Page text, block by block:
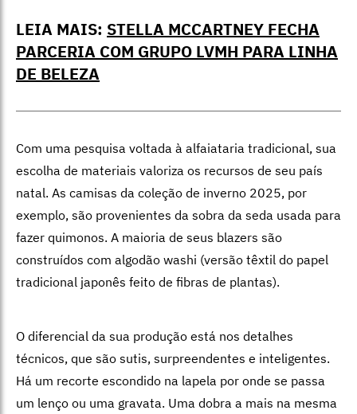
LEIA MAIS: STELLA MCCARTNEY FECHA
PARCERIA COM GRUPO LVMH PARA LINHA
DE BELEZA
Com uma pesquisa voltada à alfaiataria tradicional, sua
escolha de materiais valoriza os recursos de seu país
natal. As camisas da coleção de inverno 2025, por
exemplo, são provenientes da sobra da seda usada para
fazer quimonos. A maioria de seus blazers são
construídos com algodão washi (versão têxtil do papel
tradicional japonês feito de fibras de plantas).
O diferencial da sua produção está nos detalhes
técnicos, que são sutis, surpreendentes e inteligentes.
Há um recorte escondido na lapela por onde se passa
um lenço ou uma gravata. Uma dobra a mais na mesma